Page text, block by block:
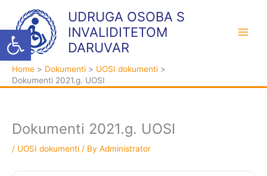
Open toolbar
content
UDRUGA OSOBA S
INVALIDITETOM
DARUVAR
Home Dokumenti
UOSI dokumenti
Dokumenti 2021.g. UOSI
Dokumenti 2021.g. UOSI
/ UOSI dokumenti / By Administrator
t
e
g
o
e
h
i
v
a